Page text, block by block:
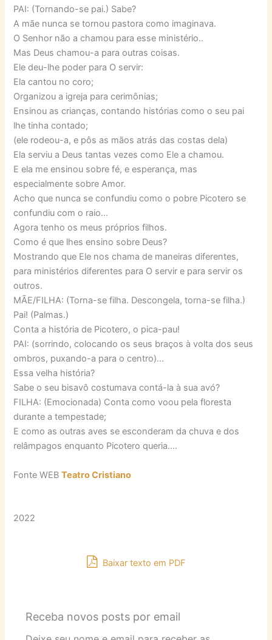
PAI: (Tornando-se pai.) Sabe?
A mãe nunca se tornou pastora como imaginava.
O Senhor não a chamou para esse ministério..
Mas Deus chamou-a para outras coisas.
Ele deu-lhe poder para O servir:
Ela cantou no coro;
Organizou a igreja para cerimônias;
Ensinou as crianças, contando histórias como o seu pai
lhe tinha contado;
(ele rodeou-a, e pôs as mãos atrás das costas dela)
Ela serviu a Deus tantas vezes como Ele a chamou.
E ela me ensinou sobre fé, e esperança, mas
especialmente sobre Amor.
Acho que nunca se confundiu como o pobre Picotero se
confundiu com o raio…
Agora tenho os meus próprios filhos.
Como é que lhes ensino sobre Deus?
Mostrando que Ele nos chama de maneiras diferentes,
para ministérios diferentes para O servir e para servir os
outros.
MÃE/FILHA: (Torna-se filha. Descongela, torna-se filha.)
Pai! (Palmas.)
Conta a história de Picotero, o pica-pau!
PAI: (sorrindo, colocando os seus braços à volta dos seus
ombros, puxando-a para o centro)…
Essa velha história?
Sabe o seu bisavô costumava contá-la à sua avó?
FILHA: (Emocionada) Conta como voou pela floresta
durante a tempestade;
E como as outras aves se esconderam da chuva e dos
relâmpagos enquanto Picotero queria….
Fonte WEBTeatro Cristiano
2022
Baixar texto em PDF
Receba novos posts por email